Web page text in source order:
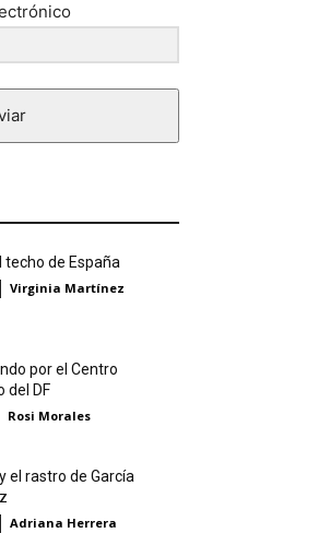
techo de España
Virginia Martínez
por el Centro
del DF
Rosi Morales
el rastro de García
Adriana Herrera